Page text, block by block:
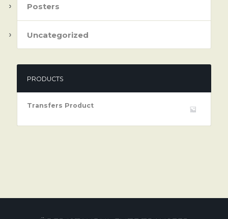
Posters
Uncategorized
PRODUCTS
Transfers Product